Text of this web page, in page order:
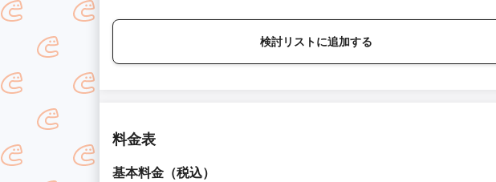
検討リストに追加する
料金表
基本料金（税込）